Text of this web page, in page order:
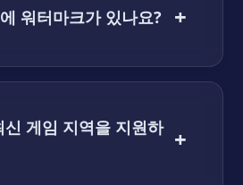
워터마크가 있나요? +
게임 지역을 지원하 +